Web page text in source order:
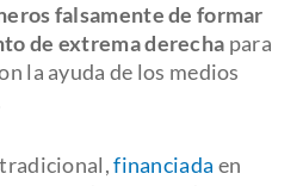
falsamente de formar
de extrema derecha para
la ayuda de los medios
tradicional,financiada en